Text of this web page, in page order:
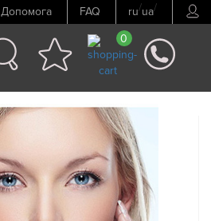
Допомога FAQ ru/ua/
0
Наступний товар